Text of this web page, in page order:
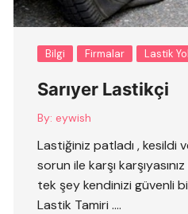
Bilgi Firmalar Lastik
Sarıyer Lastikçi
By: eywish
Lastiğiniz patladı , kesildi
sorun ile karşı
tek şey kendinizi güvenli
Lastik Tamiri ….